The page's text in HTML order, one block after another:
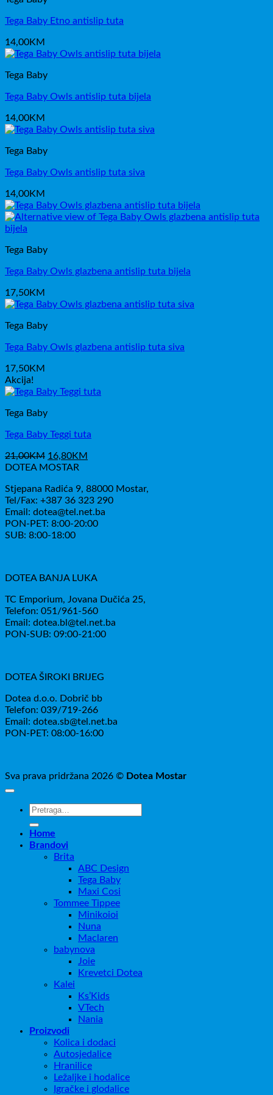
Tega Baby Etno antislip tuta
14,00KM
Tega Baby
Tega Baby Owls antislip tuta bijela
14,00KM
Tega Baby
Tega Baby Owls antislip tuta siva
14,00KM
Tega Baby
Tega Baby Owls glazbena antislip tuta bijela
17,50KM
Tega Baby
Tega Baby Owls glazbena antislip tuta siva
17,50KM
Akcija!
Tega Baby
Tega Baby Teggi tuta
21,00KM Izvorna
cijena
je:
21,00KM.
16,80KM
16,80KM.
DOTEA MOSTAR
Stjepana Radića 9, 88000 Mostar,
Tel/Fax: +387 36 323 290
Email: dotea@tel.net.ba
PON-PET: 8:00-20:00
SUB: 8:00-18:00
DOTEA BANJA LUKA
TC Emporium, Jovana Dučića 25,
Telefon: 051/961-560
Email: dotea.bl@tel.net.ba
PON-SUB: 09:00-21:00
DOTEA ŠIROKI BRIJEG
Dotea d.o.o. Dobrič bb
Telefon: 039/719-266
Email: dotea.sb@tel.net.ba
PON-PET: 08:00-16:00
Sva prava pridržana 2026 © Dotea Mostar
Pretraži:
Home
Brandovi
Brita
ABC Design
Tega Baby
Maxi Cosi
Tommee Tippee
Minikoioi
Nuna
Maclaren
babynova
Joie
Krevetci Dotea
Kalei
Ks’Kids
VTech
Nania
Proizvodi
Kolica i dodaci
Autosjedalice
Hranilice
Ležaljke i hodalice
Igračke i glodalice